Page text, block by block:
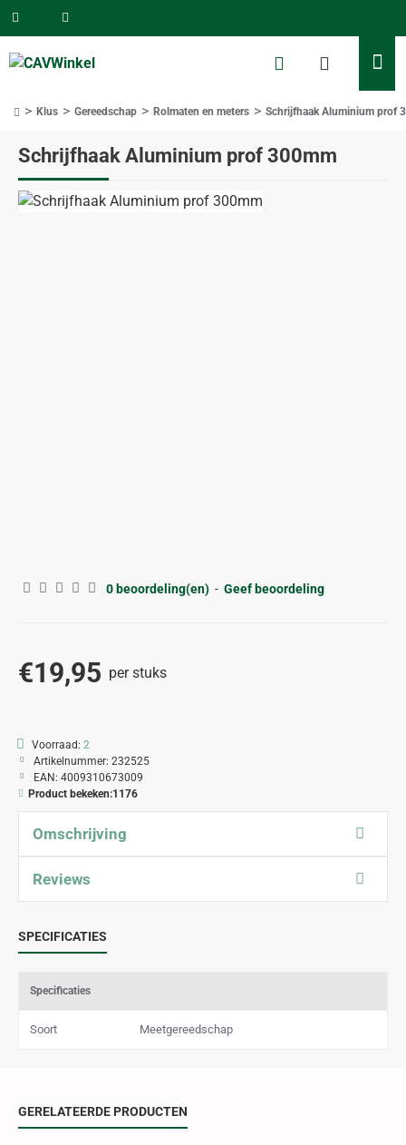
Schrijfhaak Aluminium prof 300mm
Klus Gereedschap Rolmaten en meters Schrijfhaak Aluminium prof
0 beoordeling(en) - Geef beoordeling
€19,95 per stuks
Voorraad: 2
Artikelnummer: 232525
EAN: 4009310673009
Product bekeken:1176
Omschrijving
Reviews
SPECIFICATIES
Specificaties
Soort Meetgereedschap
GERELATEERDE PRODUCTEN